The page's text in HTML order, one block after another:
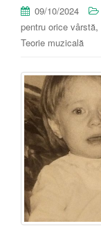
09/10/2024
pentru orice vârstă,
Teorie muzicală